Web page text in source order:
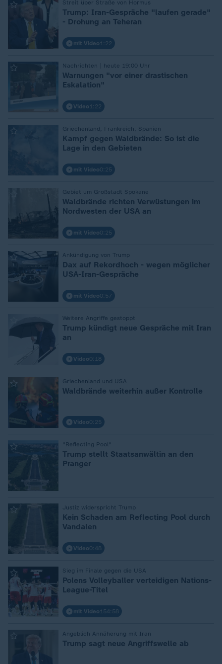
Streit über Straße von Hormus
:
Trump: Iran-Gespräche "laufen gerade"
- Drohung an Teheran
mit Video 1:22
Nachrichten | heute 19:00 Uhr
:
Warnungen "vor einer drastischen
Eskalation"
Video 1:22
Griechenland, Frankreich, Spanien
:
Kampf gegen Waldbrände: So ist die
Lage in den Gebieten
mit Video0:25
Gebiet um Großstadt Spokane
Waldbrände richten Verwüstungen im
Nordwesten der USA an
mit Video0:25
Ankündigung von Trump
:
Dax auf Rekordhoch - wegen möglicher
USA-Iran-Gespräche
mit Video0:57
Weitere Angriffe gestoppt
Trump kündigt neue Gespräche mit Iran
an
Video0:18
Griechenland und USA
: Waldbrände weiterhin außer Kontrolle
Video0:25
"Reflecting Pool"
:
Trump stellt Staatsanwältin an den
Pranger
Justiz widerspricht Trump
:
Kein Schaden am Reflecting Pool durch
Vandalen
Video0:48
Sieg im Finale gegen die USA
:
Polens Volleyballer verteidigen Nations-
League-Titel
mit Video 154:58
Angeblich Annäherung mit Iran
: Trump sagt neue Angriffswelle ab